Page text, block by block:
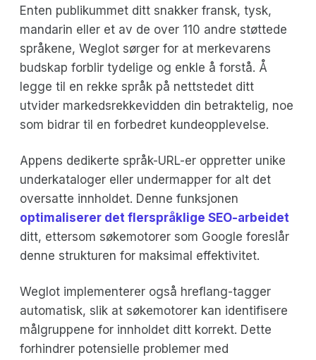
Enten publikummet ditt snakker fransk, tysk,
mandarin eller et av de over 110 andre støttede
språkene, Weglot sørger for at merkevarens
budskap forblir tydelige og enkle å forstå. Å
legge til en rekke språk på nettstedet ditt
utvider markedsrekkevidden din betraktelig, noe
som bidrar til en forbedret kundeopplevelse.
Appens dedikerte språk-URL-er oppretter unike
underkataloger eller undermapper for alt det
oversatte innholdet. Denne funksjonen
optimaliserer det flerspråklige SEO-arbeidet
ditt, ettersom søkemotorer som Google foreslår
denne strukturen for maksimal effektivitet.
Weglot implementerer også hreflang-tagger
automatisk, slik at søkemotorer kan identifisere
målgruppene for innholdet ditt korrekt. Dette
forhindrer potensielle problemer med